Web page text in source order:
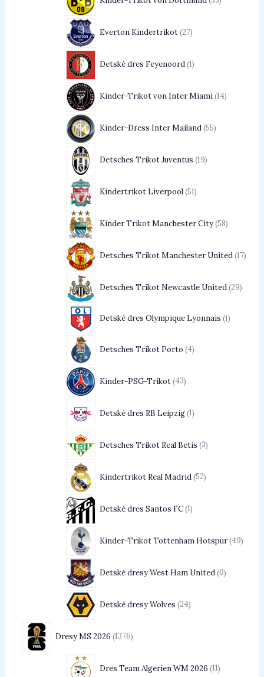
Everton Kindertrikot 27
Detské dres Feyenoord 1
Kinder-Trikot von Inter Miami 14
Kinder-Dress Inter Mailand 55
Detsches Trikot Juventus 19
Kindertrikot Liverpool 51
Kinder Trikot Manchester City 58
Detsches Trikot Manchester United 17
Detsches Trikot Newcastle United 29
Detské dres Olympique Lyonnais 1
Detsches Trikot Porto 4
Kinder-PSG-Trikot 43
Detské dres RB Leipzig 1
Detsches Trikot Real Betis 3
Kindertrikot Real Madrid 52
Detské dres Santos FC 1
Kinder-Trikot Tottenham Hotspur 49
Detské dresy West Ham United 0
Detské dresy Wolves 24
Dresy MS 2026 1376
Dres Team Algerien WM 2026 11